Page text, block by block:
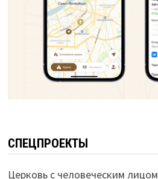
СПЕЦПРОЕКТЫ
Церковь с человеческим лицом